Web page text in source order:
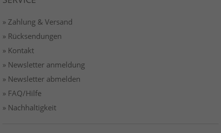
» Zahlung & Versand
» Rücksendungen
» Kontakt
» Newsletter anmeldung
» Newsletter abmelden
» FAQ/Hilfe
» Nachhaltigkeit